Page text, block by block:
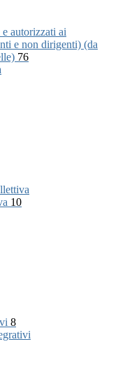
autorizzati ai
e non dirigenti) (da
76
10
8